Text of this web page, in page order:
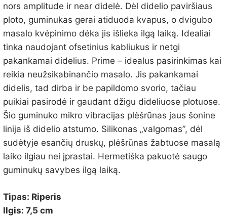
nors amplitude ir near didelė. Dėl didelio paviršiaus
ploto, guminukas gerai atiduoda kvapus, o dvigubo
masalo kvėpinimo dėka jis išlieka ilgą laiką. Idealiai
tinka naudojant ofsetinius kabliukus ir netgi
pakankamai didelius. Prime – idealus pasirinkimas kai
reikia neužsikabinančio masalo. Jis pakankamai
didelis, tad dirba ir be papildomo svorio, tačiau
puikiai pasirodė ir gaudant džigu dideliuose plotuose.
Šio guminuko mikro vibracijas plėšrūnas jaus šonine
linija iš didelio atstumo. Silikonas „valgomas”, dėl
sudėtyje esančių druskų, plėšrūnas žabtuose masalą
laiko ilgiau nei įprastai. Hermetiška pakuotė saugo
guminukų savybes ilgą laiką.
Tipas: Riperis
Ilgis: 7,5 cm